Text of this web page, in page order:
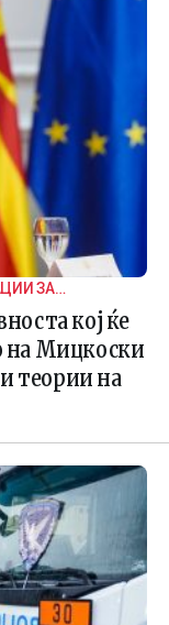
ЗА
кој ќе
на Мицкоски
теории на